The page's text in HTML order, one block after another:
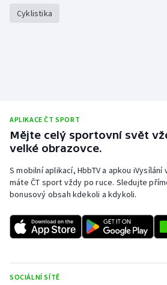
Cyklistika
APLIKACE ČT SPORT
Mějte celý sportovní svět
velké obrazovce.
S mobilní aplikací, HbbTV a apkou
máte ČT sport vždy po ruce. Sledujte
bonusový obsah kdekoli a kdykoli.
SOCIÁLNÍ SÍTĚ